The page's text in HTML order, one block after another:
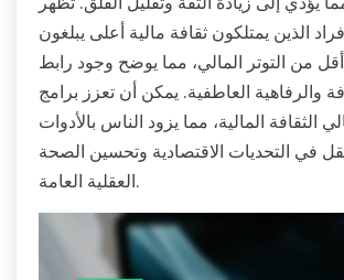
الذين يمتلكون ثقافة مالية أعلى يبلغون
من التوتر المالي، مما يوضح وجود رابط
والرفاهية العاطفية. يمكن أن تعزز برامج
الثقافة المالية، مما يزود الناس بالأدوات
في التحديات الاقتصادية وتحسين الصحة
العقلية العامة.